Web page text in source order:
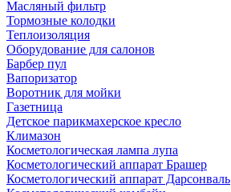
Масляный фильтр
Тормозные колодки
Теплоизоляция
Оборудование для салонов
Барбер пул
Вапоризатор
Воротник для мойки
Газетница
Детское парикмахерское кресло
Климазон
Косметологическая лампа лупа
Косметологический аппарат Брашер
Косметологический аппарат Дарсонваль